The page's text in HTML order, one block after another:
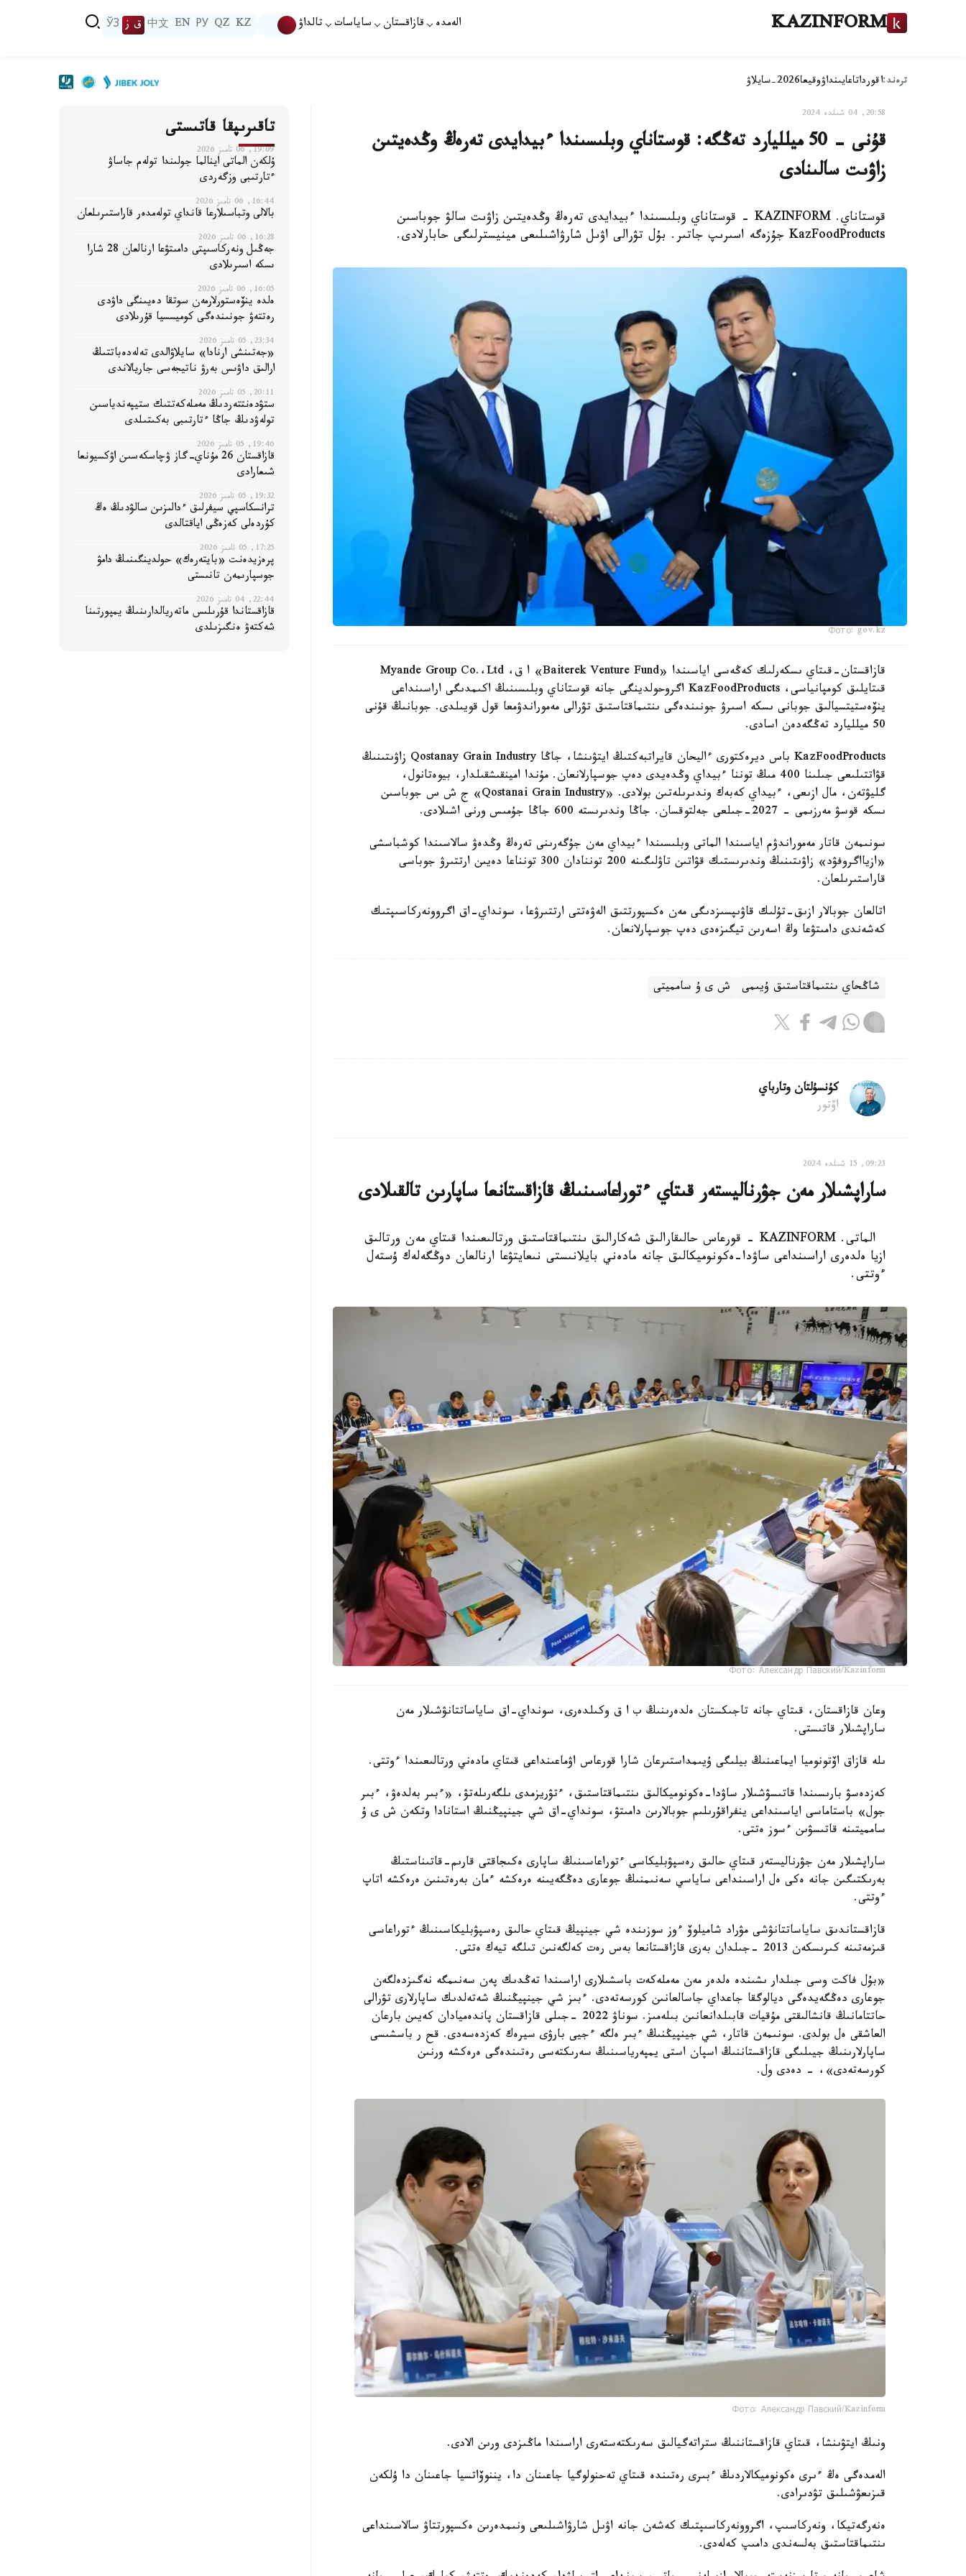
KAZINFORM الەمدە قازاقستان ساياسات تالداۋ KZ
QZ
РУ
EN
中文 ق ز ЎЗ
ترەند:اقورداتاعايىنداۋوقيعا2026-سايلاۋ
20:58, 04 شىلدە 2024
قۇنى - 50 ميلليارد تەڭگە: قوستاناي وبلىسىندا ءبيدايدى تەرەڭ وڭدەيتىن
زاۋىت سالىنادى
قوستاناي. KAZINFORM - قوستاناي وبلىسىندا ءبيدايدى تەرەڭ وڭدەيتىن زاۋىت سالۋ جوباسىن
KazFoodProducts جۇزەگە اسىرىپ جاتىر. بۇل تۋرالى اۋىل شارۋاشىلىعى مينيسترلىگى حابارلادى.
Фото: gov.kz
قازاقستان-قىتاي ىسكەرلىك كەڭەسى اياسىندا «Baiterek Venture Fund» ا ق، Myande Group Co.،Ltd
قىتايلىق كومپانياسى، KazFoodProducts اگروحولدينگى جانە قوستاناي وبلىسىنىڭ اكىمدىگى اراسىنداعى
ينۆەستيتسيالىق جوبانى ىسكە اسىرۋ جونىندەگى ىنتىماقتاستىق تۋرالى مەموراندۋمعا قول قويىلدى. جوبانىڭ قۇنى
50 ميلليارد تەڭگەدەن اسادى.
KazFoodProducts باس ديرەكتورى ءاليحان قايراتبەكتىڭ ايتۋىنشا، جاڭا Qostanay Grain Industry زاۋىتىنىڭ
قۋاتتىلىعى جىلىنا 400 مىڭ توننا ءبيداي وڭدەيدى دەپ جوسپارلانعان. مۇندا امينقىشقىلدار، بيوەتانول،
گليۋتەن، مال ازىعى، ءبيداي كەبەك وندىرىلەتىن بولادى. «Qostanai Grain Industry» ج ش س جوباسىن
ىسكە قوسۋ مەرزىمى - 2027-جىلعى جەلتوقسان. جاڭا وندىرىستە 600 جاڭا جۇمىس ورنى اشىلادى.
سونىمەن قاتار مەموراندۋم اياسىندا الماتى وبلىسىندا ءبيداي مەن جۇگەرىنى تەرەڭ وڭدەۋ سالاسىندا كوشباسشى
«ازيااگروفۋد» زاۋىتىنىڭ وندىرىستىك قۋاتىن تاۋلىگىنە 200 توننادان 300 تونناعا دەيىن ارتتىرۋ جوباسى
قاراستىرىلعان.
اتالعان جوبالار ازىق-تۇلىك قاۋىپسىزدىگى مەن ەكسپورتتىق الەۋەتتى ارتتىرۋعا، سونداي-اق اگروونەركاسىپتىك
كەشەندى دامىتۋعا وڭ اسەرىن تيگىزەدى دەپ جوسپارلانعان.
شاڭحاي ىنتىماقتاستىق ۇيىمى ش ى ۇ سامميتى
كۇنسۇلتان وتارباي
اۆتور
09:23, 15 شىلدە 2024
ساراپشىلار مەن جۋرناليستەر قىتاي ءتوراعاسىنىڭ قازاقستانعا ساپارىن تالقىلادى
الماتى. KAZINFORM - قورعاس حالىقارالىق شەكارالىق ىنتىماقتاستىق ورتالىعىندا قىتاي مەن ورتالىق
ازيا ەلدەرى اراسىنداعى ساۋدا-ەكونوميكالىق جانە مادەني بايلانىستى نىعايتۋعا ارنالعان دوڭگەلەك ۇستەل
ءوتتى.
Фото: Александр Павский/Kazinform
وعان قازاقستان، قىتاي جانە تاجىكستان ەلدەرىنىڭ ب ا ق وكىلدەرى، سونداي-اق ساياساتتانۋشىلار مەن
ساراپشىلار قاتىستى.
ىلە قازاق اۆتونوميا ايماعىنىڭ بيلىگى ۇيىمداستىرعان شارا قورعاس اۋماعىنداعى قىتاي مادەني ورتالىعىندا ءوتتى.
كەزدەسۋ بارىسىندا قاتىسۋشىلار ساۋدا-ەكونوميكالىق ىنتىماقتاستىق، ءتۋريزمدى ىلگەرىلەتۋ، «ءبىر بەلدەۋ، ءبىر
جول» باستاماسى اياسىنداعى ينفراقۇرىلىم جوبالارىن دامىتۋ، سونداي-اق شي جينپيڭنىڭ استانادا وتكەن ش ى ۇ
سامميتىنە قاتىسۋىن ءسوز ەتتى.
ساراپشىلار مەن جۋرناليستەر قىتاي حالىق رەسپۋبليكاسى ءتوراعاسىنىڭ ساپارى ەكىجاقتى قارىم-قاتىناستىڭ
بەرىكتىگىن جانە ەكى ەل اراسىنداعى ساياسي سەنىمنىڭ جوعارى دەڭگەيىنە ەرەكشە ءمان بەرەتىنىن ەرەكشە اتاپ
ءوتتى.
قازاقستاندىق ساياساتتانۋشى مۋراد شاميلوۆ ءوز سوزىندە شي جينپيڭ قىتاي حالىق رەسپۋبليكاسىنىڭ ءتوراعاسى
قىزمەتىنە كىرىسكەن 2013 -جىلدان بەرى قازاقستانعا بەس رەت كەلگەنىن تىلگە تيەك ەتتى.
«بۇل فاكت وسى جىلدار ىشىندە ەلدەر مەن مەملەكەت باسشىلارى اراسىندا تەڭدىك پەن سەنىمگە نەگىزدەلگەن
جوعارى دەڭگەيدەگى ديالوگقا جاعداي جاسالعانىن كورسەتەدى. ءبىز شي جينپيڭنىڭ شەتەلدىك ساپارلارى تۋرالى
حاتتامانىڭ قانشالىقتى مۇقيات قابىلدانعانىن بىلەمىز. سوناۋ 2022 -جىلى قازاقستان پاندەميادان كەيىن بارعان
العاشقى ەل بولدى. سونىمەن قاتار، شي جينپيڭنىڭ ءبىر ەلگە ءجيى بارۋى سيرەك كەزدەسەدى. قح ر باسشىسى
ساپارلارىنىڭ جيىلىگى قازاقستاننىڭ اسپان استى يمپەرياسىنىڭ سەرىكتەسى رەتىندەگى ەرەكشە ورنىن
كورسەتەدى»، - دەدى ول.
Фото: Александр Павский/Kazinform
ونىڭ ايتۋىنشا، قىتاي قازاقستاننىڭ ستراتەگيالىق سەرىكتەستەرى اراسىندا ماڭىزدى ورىن الادى.
الەمدەگى ەڭ ءىرى ەكونوميكالاردىڭ ءبىرى رەتىندە قىتاي تەحنولوگيا جاعىنان دا، يننوۆاتسيا جاعىنان دا ۇلكەن
قىزىعۋشىلىق تۋدىرادى.
ەنەرگەتيكا، ونەركاسىپ، اگروونەركاسىپتىك كەشەن جانە اۋىل شارۋاشىلىعى ونىمدەرىن ەكسپورتتاۋ سالاسىنداعى
ىنتىماقتاستىق بەلسەندى دامىپ كەلەدى.
تاقىرىپقا قاتىستى
19:09, 06 تامىز 2026
ۇلكەن الماتى اينالما جولىندا تولەم جاساۋ
ءتارتىبى وزگەردى
16:44, 06 تامىز 2026
بالالى وتباسىلارعا قانداي تولەمدەر قاراستىرىلعان
16:28, 06 تامىز 2026
جەڭىل ونەركاسىپتى دامىتۋعا ارنالعان 28 شارا
ىسكە اسىرىلادى
16:05, 06 تامىز 2026
ەلدە ينۆەستورلارمەن سوتقا دەيىنگى داۋدى
رەتتەۋ جونىندەگى كوميسسيا قۇرىلادى
23:34, 05 تامىز 2026
«جەتىنشى ارنادا» سايلاۋالدى تەلەدەباتتىڭ
ارالىق داۋىس بەرۋ ناتيجەسى جاريالاندى
20:11, 05 تامىز 2026
ستۋدەنتتەردىڭ مەملەكەتتىك ستيپەندياسىن
تولەۋدىڭ جاڭا ءتارتىبى بەكىتىلدى
19:46, 05 تامىز 2026
قازاقستان 26 مۇناي-گاز ۋچاسكەسىن اۋكسيونعا
شىعارادى
19:32, 05 تامىز 2026
ترانسكاسپي سيفرلىق ءدالىزىن سالۋدىڭ ەڭ
كۇردەلى كەزەڭى اياقتالدى
17:25, 05 تامىز 2026
پرەزيدەنت «بايتەرەك» حولدينگىنىڭ دامۋ
جوسپارىمەن تانىستى
22:44, 04 تامىز 2026
قازاقستاندا قۇرىلىس ماتەريالدارىنىڭ يمپورتىنا
شەكتەۋ ەنگىزىلدى